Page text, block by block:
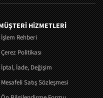
HIZMETLERI
İşlem Rehberi
Çerez Politikası
İptal, İade, Değişim
Mesafeli Satış Sözleşmesi